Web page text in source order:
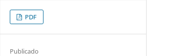
PDF
Publicado